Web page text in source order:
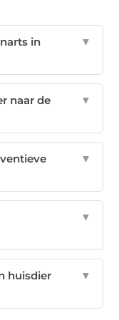
in
▼
naar de
▼
▼
▼
huisdier
▼